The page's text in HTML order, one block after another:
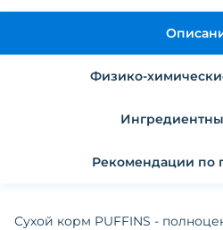
Сухой корм PUFFINS -